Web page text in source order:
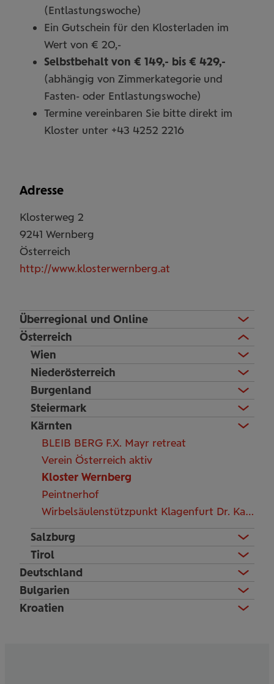
Überregional und Online
Österreich
Wien
Niederösterreich
Burgenland
Steiermark
Kärnten
BLEIB BERG F.X. Mayr retreat
Verein Österreich aktiv
Kloster Wernberg
Peintnerhof
Wirbelsäulenstützpunkt Klagenfurt Dr. Kanovsky
Salzburg
Tirol
Deutschland
Bulgarien
Kroatien
(Entlastungswoche)
Ein Gutschein für den Klosterladen im
Wert von € 20,-
Selbstbehalt von € 149,- bis € 429,-
(abhängig von Zimmerkategorie und
Fasten- oder Entlastungswoche)
Termine vereinbaren Sie bitte direkt im
Kloster unter +43 4252 2216
Adresse
Klosterweg 2
9241 Wernberg
Österreich
http://www.klosterwernberg.at